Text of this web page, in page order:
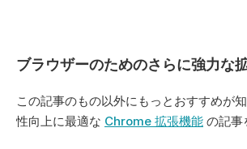
ブラウザーのためのさらに強力な
この記事のもの以外にもっとおすすめが
性向上に最適な Chrome 拡張機能 の記事